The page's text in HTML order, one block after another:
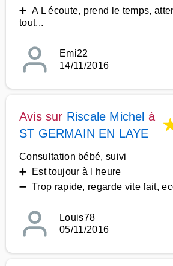
➕ A L écoute, prend le temps,
tout...
Emi22
14/11/2016
Avis sur Riscale Michel à
ST GERMAIN EN LAYE
Consultation bébé, suivi
➕ Est toujour à l heure
➖ Trop rapide, regarde vite fait,
Louis78
05/11/2016